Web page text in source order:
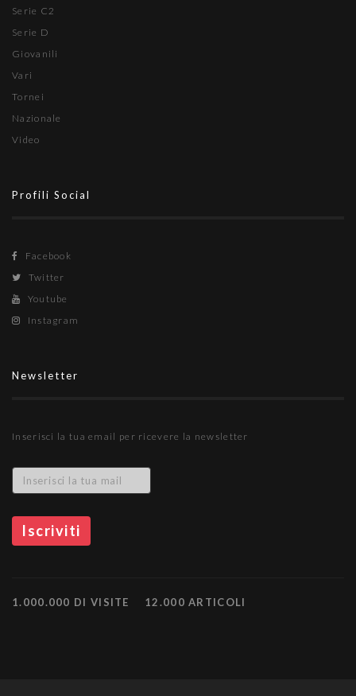
Serie C2
Serie D
Giovanili
Vari
Tornei
Nazionale
Video
Profili Social
Facebook
Twitter
Youtube
Instagram
Newsletter
Inserisci la tua email per ricevere la newsletter
1.000.000 DI VISITE 12.000 ARTICOLI